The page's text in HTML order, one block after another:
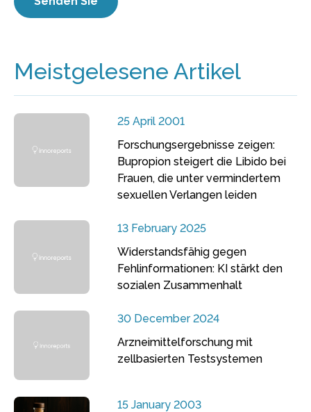
Meistgelesene Artikel
25 April 2001
Forschungsergebnisse zeigen:
Bupropion steigert die Libido bei
Frauen, die unter vermindertem
sexuellen Verlangen leiden
13 February 2025
Widerstandsfähig gegen
Fehlinformationen: KI stärkt den
sozialen Zusammenhalt
30 December 2024
Arzneimittelforschung mit
zellbasierten Testsystemen
15 January 2003